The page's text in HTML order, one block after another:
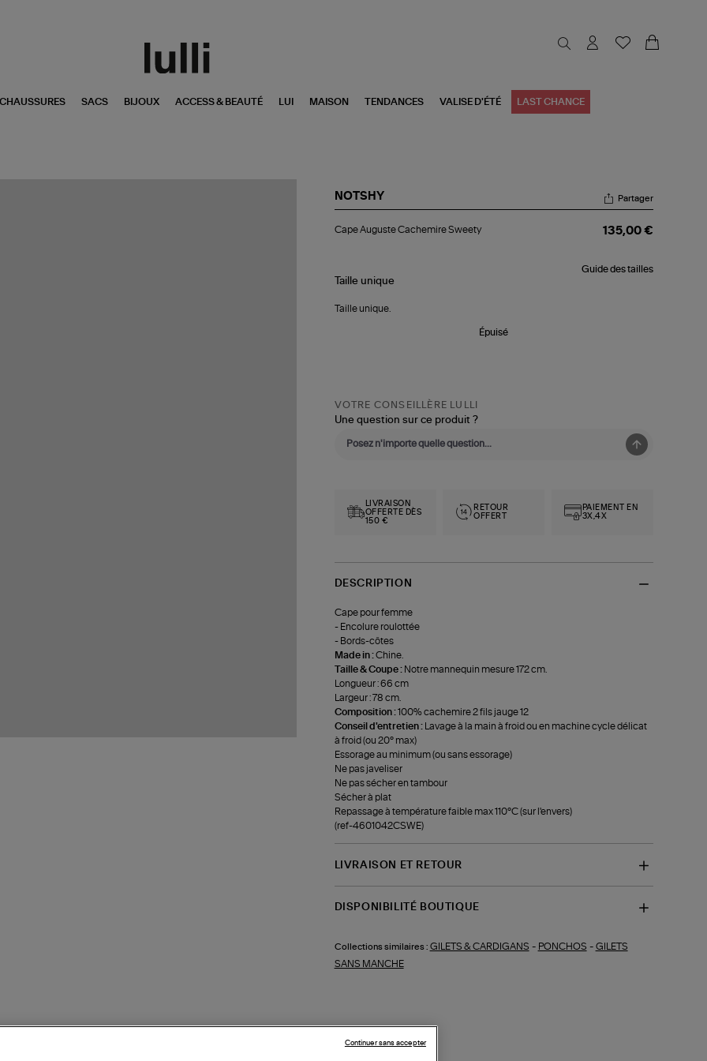
CHAUSSURES SACS BIJOUX ACCESS & BEAUTÉ LUI MAISON TENDANCES VALISE D'ÉTÉ LAST CHANCE
NOTSHY
Auguste
Partager
Cape Auguste Cachemire Sweety 135,00 €
Guide des tailles
Taille unique
Taille unique.
Épuisé
VOTRE CONSEILLÈRE LULLI
Une question sur ce produit ?
LIVRAISON
OFFERTE DÈS
150 €
RETOUR
OFFERT
PAIEMENT EN
3X,4X
DESCRIPTION
Cape pour femme
- Encolure roulottée
- Bords-côtes
Made in :Chine.
Taille & Coupe : Notre mannequin mesure 172 cm.
Longueur : 66 cm
Largeur : 78 cm.
Composition :100% cachemire 2 fils jauge 12
Conseil d'entretien :
Lavage à la main à froid ou en machine cycle délicat
à froid (ou 20° max)
Essorage au minimum (ou sans essorage)
Ne pas javeliser
Ne pas sécher en tambour
Sécher à plat
Repassage à température faible max 110°C (sur l'envers)
(ref-4601042CSWE)
LIVRAISON ET RETOUR
DISPONIBILITÉ BOUTIQUE
Collections similaires : GILETS & CARDIGANS - PONCHOS - GILETS
SANS MANCHE
Continuer sans accepter